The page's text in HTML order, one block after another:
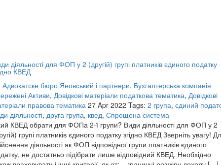
діяльності для ФОП у 2 (другій) групі платників єдиного податку
КВЕД
Адвокатске бюро Яновський і партнери, Бухгалтерська компанія
Активи, Довідкові матеріали податкова тематика, Довідкові
правова тематика 27 Apr 2022 Tags: 2 група, єдиний
діяльності, друга група, квед, Спрощена система
КВЕД обрати для ФОПа 2-ї групи? Види діяльності для ФОП у 2
групі платників єдиного податку згідно КВЕД Зверніть увагу!
діяльності як ФОП відповідної групи платників єдиного
не достатньо підібрати лише відповідний КВЕД. Необхідно